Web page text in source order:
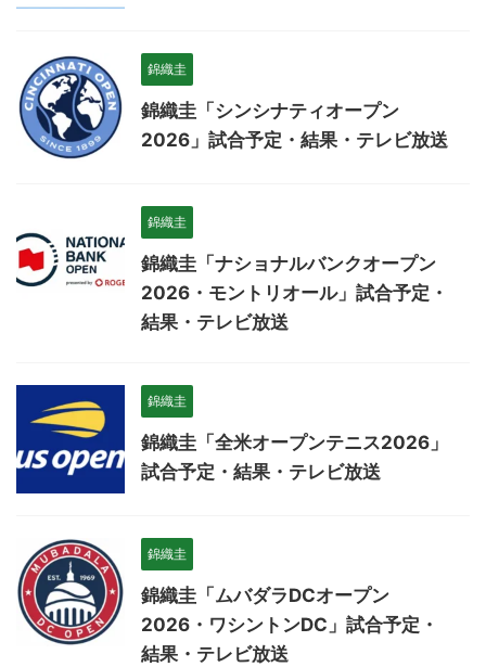
錦織圭
錦織圭「シンシナティオープン
2026」試合予定・結果・テレビ放送
錦織圭
錦織圭「ナショナルバンクオープン
2026・モントリオール」試合予定・
結果・テレビ放送
錦織圭
錦織圭「全米オープンテニス2026」
試合予定・結果・テレビ放送
錦織圭
錦織圭「ムバダラDCオープン
2026・ワシントンDC」試合予定・
結果・テレビ放送